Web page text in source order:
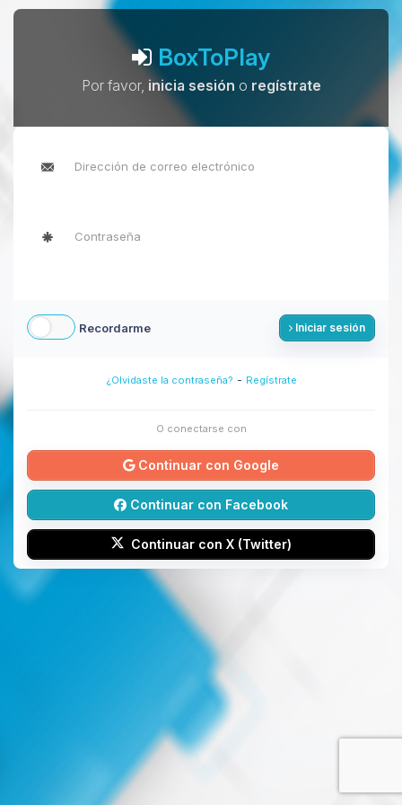
BoxToPlay
Por favor, inicia sesión o regístrate
Recordarme Iniciar sesión
¿Olvidaste la contraseña? - Regístrate
O conectarse con
Continuar con Google
Continuar con Facebook
Continuar con X (Twitter)